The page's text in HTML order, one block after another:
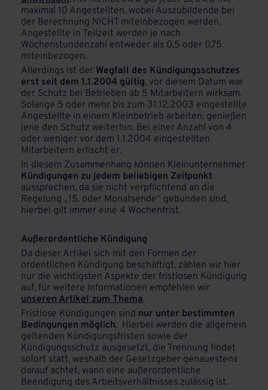
maximal 10 Angestellten, wobei Auszubildende bei
der Berechnung NICHT miteinbezogen werden.
Angestellte in Teilzeit werden je nach
Wochenstundenzahl entweder als 0,5 oder 0,75
miteinbezogen.
Allerdings ist der Wegfall des Kündigungsschutzes
erst seit dem 1.1.2004 gültig, vor diesem Datum war
der Schutz bei Betrieben ab 5 Mitarbeitern wirksam.
Solange 5 oder mehr bis zum 31.12.2003 eingestellte
Angestellte in einem Kleinbetrieb arbeiten, genießen
jene den Schutz weiterhin. Bei einer Anzahl von 4
oder weniger vor dem 1.1.2004 eingestellten
Mitarbeitern erlischt er.
In diesem Zusammenhang können Kleinunternehmer
Kündigungen zu jedem beliebigen Zeitpunkt
aussprechen, da sie nicht verpflichtend an die
Regelung „15. oder Monatsende“ gebunden sind,
hierbei gilt immer eine 4 Wochenfrist.
Außerordentliche Kündigung
Da dieser Artikel sich mit den Formen der
ordentlichen Kündigung beschäftigt, zählen wir hier
nur die wichtigsten Aspekte der fristlosen Kündigung
auf, für weitere Informationen empfehlen wir
unseren Artikel zum Thema.
Fristlose Kündigungen sind nur unter bestimmten
Bedingungen möglich. Hierbei werden die allgemein
geltenden Kündigungsfristen sowie der
Kündigungsschutz ausgesetzt, die Trennung findet
sofort statt, weshalb der Gesetzgeber genauestens
darauf achtet, wann eine außerordentliche
Beendigung des Arbeitsverhältnisses zulässig ist.